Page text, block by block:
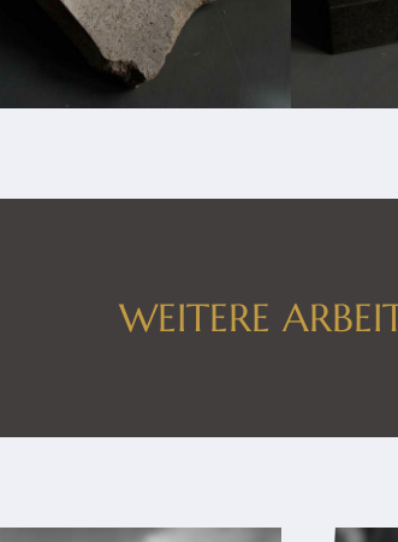
WEITERE